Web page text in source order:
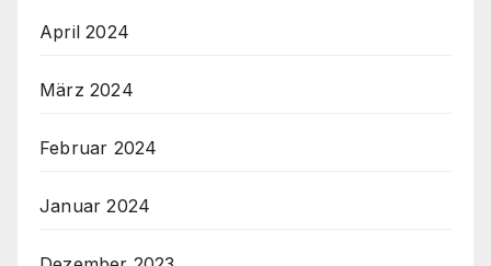
April 2024
März 2024
Februar 2024
Januar 2024